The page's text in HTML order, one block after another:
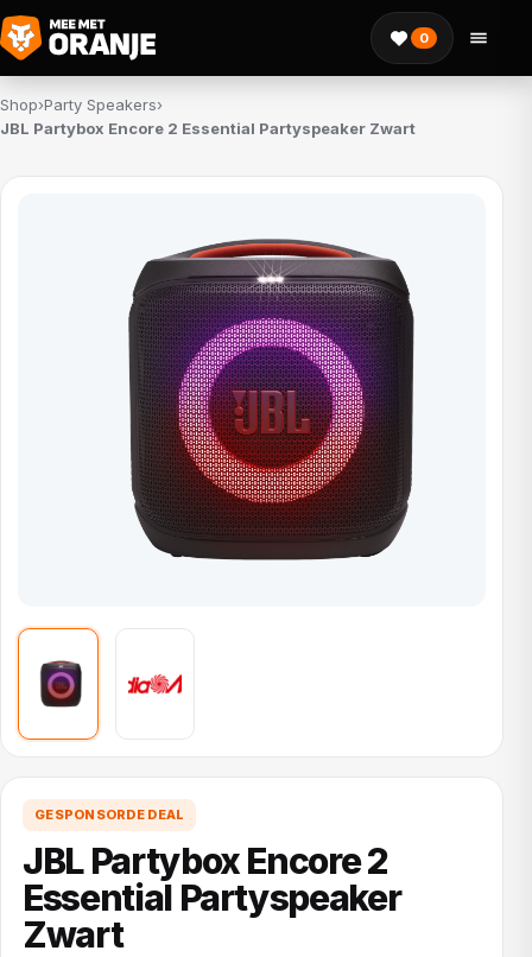
0
Shop›Party Speakers›
JBL Partybox Encore 2 Essential Partyspeaker Zwart
GESPONSORDE DEAL
JBL Partybox Encore 2
Essential Partyspeaker
Zwart